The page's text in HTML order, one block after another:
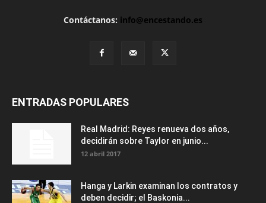
Contáctanos: info@encestando.es
ENTRADAS POPULARES
Real Madrid: Reyes renueva dos años,
decidirán sobre Taylor en junio...
12 abril 2017
Hanga y Larkin examinan los contratos y
deben decidir; el Baskonia...